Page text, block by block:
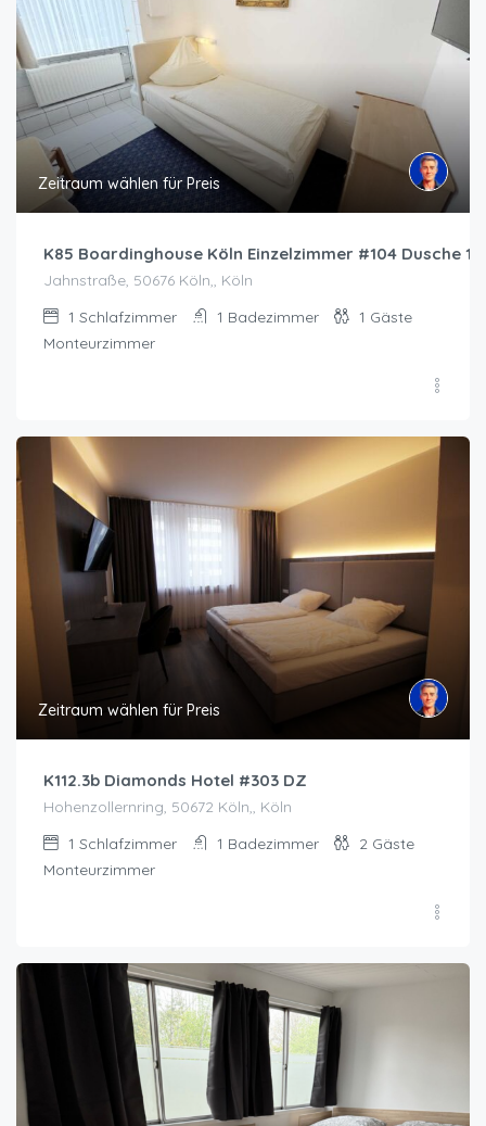
Zeitraum wählen für Preis
K85 Boardinghouse Köln Einzelzimmer #104 Dusche
Jahnstraße, 50676 Köln,, Köln
1 Schlafzimmer 1 Badezimmer 1 Gäste
Monteurzimmer
Zeitraum wählen für Preis
K112.3b Diamonds Hotel #303 DZ
Hohenzollernring, 50672 Köln,, Köln
1 Schlafzimmer 1 Badezimmer 2 Gäste
Monteurzimmer